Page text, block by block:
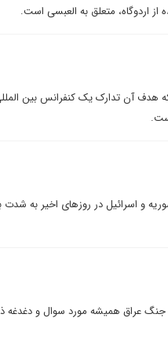
از اردوگاه، متعلق به العبسى است.
آن تدارک یک کنفرانس بین المللی
و اسرائيل در روزهاى اخير به شدت
جنگ عراق همیشه مورد سوال و دغدغه